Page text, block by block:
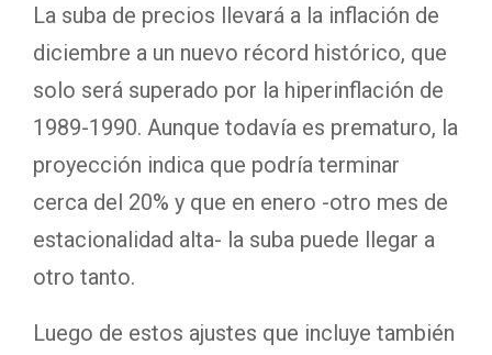
La suba de precios llevará a la inflación de
diciembre a un nuevo récord histórico, que
solo será superado por la hiperinflación de
1989-1990. Aunque todavía es prematuro, la
proyección indica que podría terminar
cerca del 20% y que en enero -otro mes de
estacionalidad alta- la suba puede llegar a
otro tanto.
Luego de estos ajustes que incluye también